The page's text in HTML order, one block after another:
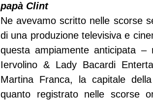
papà Clint
Ne avevamo scritto nelle scorse
di una produzione televisiva e
questa ampiamente anticipata
Iervolino & Lady Bacardi
Martina Franca, la capitale
quanto registrato nelle scorse